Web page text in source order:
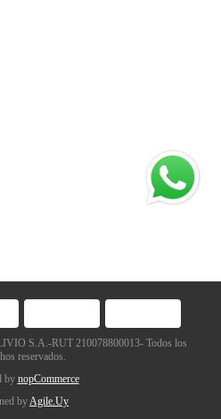
S.A.-RUT 210078800013- Todos los
reservados.
by nopCommerce
byAgile.Uy